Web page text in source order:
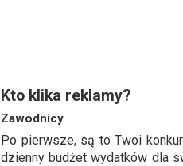
Kto klika reklamy?
Zawodnicy
Po pierwsze, są to Twoi
dzienny budżet wydatków dla